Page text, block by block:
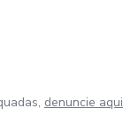
denuncie aqui